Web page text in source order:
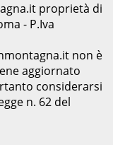
proprietà di
- P.Iva
non è
aggiornato
considerarsi
n. 62 del